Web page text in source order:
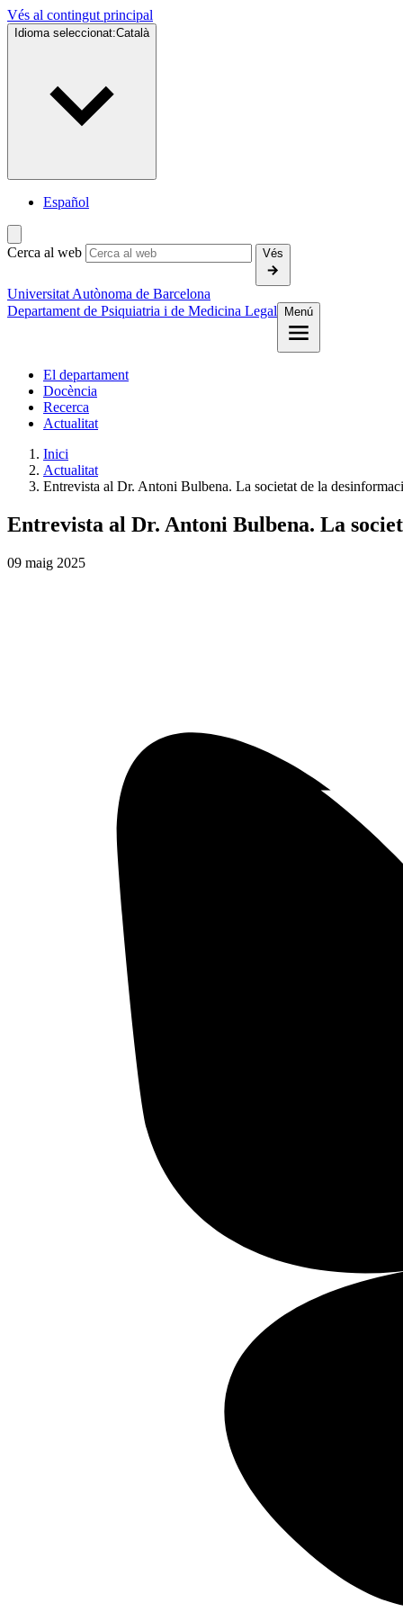
Vés al contingut principal
Idioma seleccionat:Català
Español
Cerca al web Vés
Universitat Autònoma de Barcelona
Departament de Psiquiatria i de Medicina Legal
Menú
El departament
Docència
Recerca
Actualitat
Inici
Actualitat
Entrevista al Dr. Antoni Bulbena. La societat de la
Entrevista al Dr. Antoni Bulbena. La
09 maig 2025